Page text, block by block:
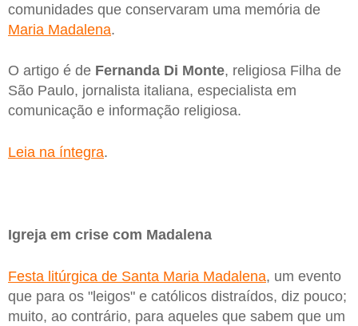
comunidades que conservaram uma memória de
Maria Madalena.
O artigo é de Fernanda Di Monte, religiosa Filha de
São Paulo, jornalista italiana, especialista em
comunicação e informação religiosa.
Leia na íntegra.
Igreja em crise com Madalena
Festa litúrgica de Santa Maria Madalena, um evento
que para os "leigos" e católicos distraídos, diz pouco;
muito, ao contrário, para aqueles que sabem que um